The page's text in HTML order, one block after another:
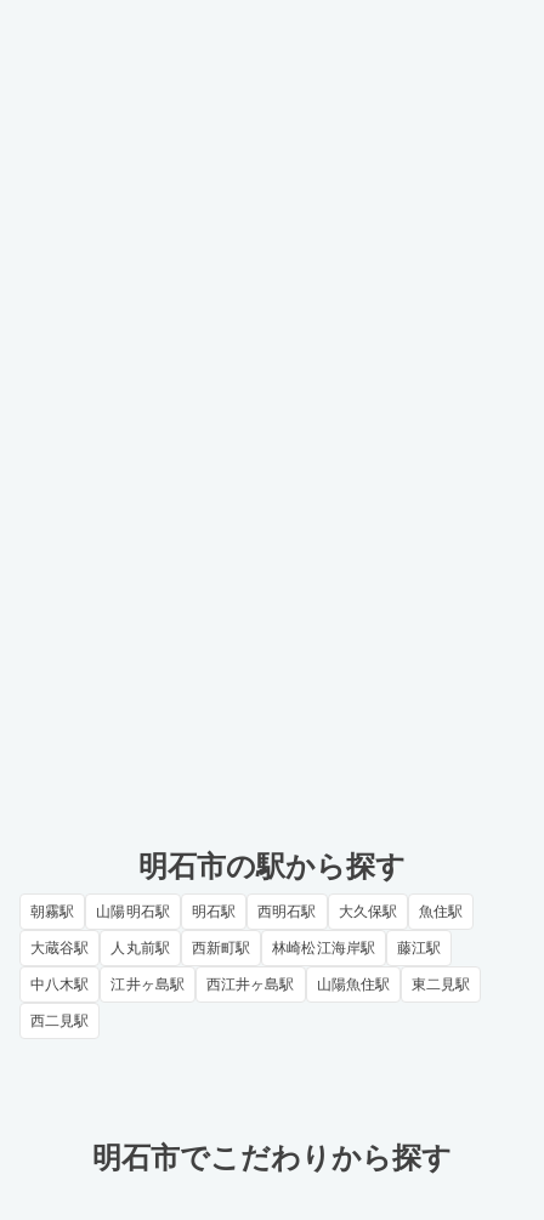
明石市の駅から探す
朝霧駅 山陽明石駅 明石駅 西明石駅 大久保駅 魚住駅
大蔵谷駅 人丸前駅 西新町駅 林崎松江海岸駅 藤江駅
中八木駅 江井ヶ島駅 西江井ヶ島駅 山陽魚住駅 東二見駅
西二見駅
明石市でこだわりから探す